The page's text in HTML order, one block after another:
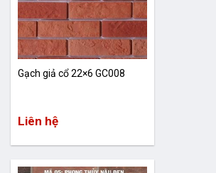
Gạch giả cổ 22×6 GC008
Liên hệ